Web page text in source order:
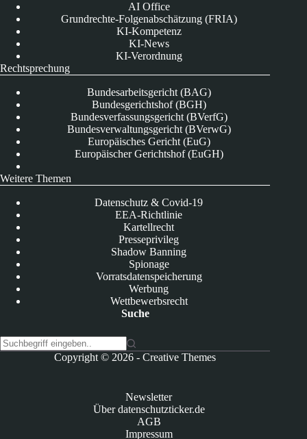
AI Office
Grundrechte-Folgenabschätzung (FRIA)
KI-Kompetenz
KI-News
KI-Verordnung
Rechtsprechung
Bundesarbeitsgericht (BAG)
Bundesgerichtshof (BGH)
Bundesverfassungsgericht (BVerfG)
Bundesverwaltungsgericht (BVerwG)
Europäisches Gericht (EuG)
Europäischer Gerichtshof (EuGH)
Weitere Themen
Datenschutz & Covid-19
EEA-Richtlinie
Kartellrecht
Presseprivileg
Shadow Banning
Spionage
Vorratsdatenspeicherung
Werbung
Wettbewerbsrecht
Suche
Copyright © 2026 -Creative Themes
Newsletter
Über datenschutzticker.de
AGB
Impressum